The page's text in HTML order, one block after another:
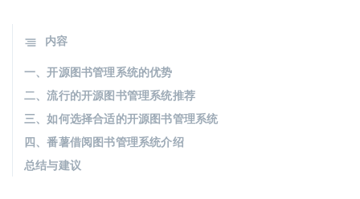
内容
一、开源图书管理系统的优势
二、流行的开源图书管理系统推荐
三、如何选择合适的开源图书管理系统
四、番薯借阅图书管理系统介绍
总结与建议